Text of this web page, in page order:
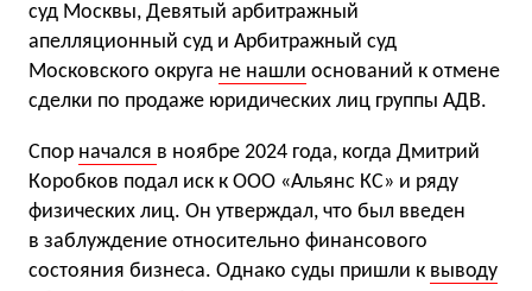
суд Москвы, Девятый арбитражный
апелляционный суд и Арбитражный суд
Московского округа не нашли оснований к отмене
сделки по продаже юридических лиц группы АДВ.
Спор начался в ноябре 2024 года, когда Дмитрий
Коробков подал иск к ООО «Альянс КС» и ряду
физических лиц. Он утверждал, что был введен
в заблуждение относительно финансового
состояния бизнеса. Однако суды пришли к выводу